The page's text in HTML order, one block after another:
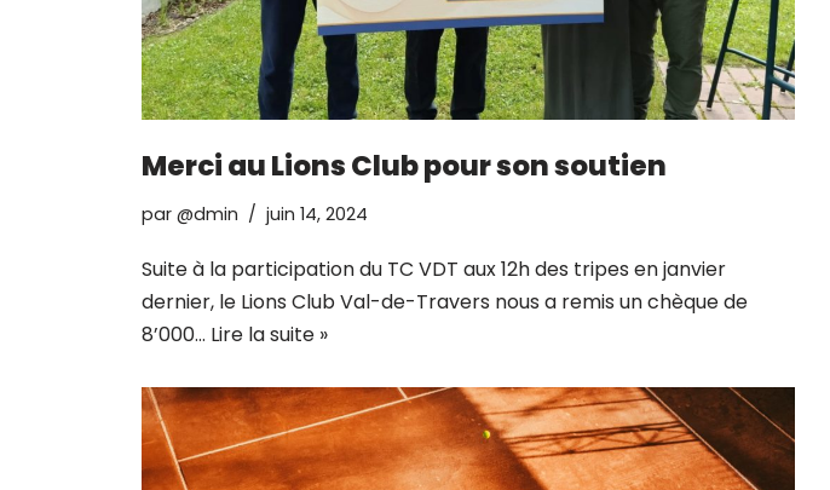
Merci au Lions Club pour son soutien
par @dmin juin 14, 2024
Suite à la participation du TC VDT aux 12h des tripes en janvier
dernier, le Lions Club Val-de-Travers nous a remis un chèque de
8’000… Lire la suite »